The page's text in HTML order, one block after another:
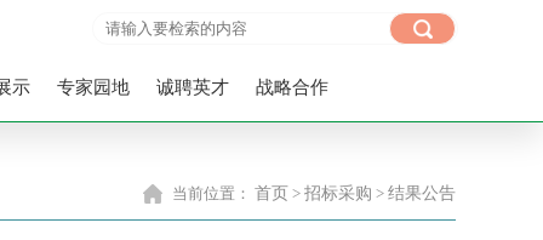
示 专家园地 诚聘英才 战略合作
当前位置： 首页 > 招标采购 > 结果公告